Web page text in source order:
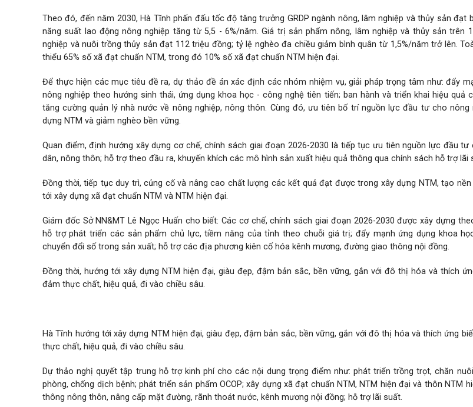
Theo đó, đến năm 2030, Hà Tĩnh phấn đấu tốc độ tăng trưởng GRDP ngành nông, lâm nghiệp và thủy sản đạt
năng suất lao động nông nghiệp tăng từ 5,5 - 6%/năm. Giá trị sản phẩm nông, lâm nghiệp và thủy sản trên
nghiệp và nuôi trồng thủy sản đạt 112 triệu đồng; tỷ lệ nghèo đa chiều giảm bình quân từ 1,5%/năm trở lên.
thiểu 65% số xã đạt chuẩn NTM, trong đó 10% số xã đạt chuẩn NTM hiện đại.
Để thực hiện các mục tiêu đề ra, dự thảo đề án xác định các nhóm nhiệm vụ, giải pháp trọng tâm như: đẩy
nông nghiệp theo hướng sinh thái, ứng dụng khoa học - công nghệ tiên tiến; ban hành và triển khai hiệu quả
tăng cường quản lý nhà nước về nông nghiệp, nông thôn. Cùng đó, ưu tiên bố trí nguồn lực đầu tư cho nông
dựng NTM và giảm nghèo bền vững.
Quan điểm, định hướng xây dựng cơ chế, chính sách giai đoạn 2026-2030 là tiếp tục ưu tiên nguồn lực đầu tư
dân, nông thôn; hỗ trợ theo đầu ra, khuyến khích các mô hình sản xuất hiệu quả thông qua chính sách hỗ trợ lãi
Đồng thời, tiếp tục duy trì, củng cố và nâng cao chất lượng các kết quả đạt được trong xây dựng NTM, tạo
tới xây dựng xã đạt chuẩn NTM và NTM hiện đại.
Giám đốc Sở NN&MT Lê Ngọc Huấn cho biết: Các cơ chế, chính sách giai đoạn 2026-2030 được xây dựng
hỗ trợ phát triển các sản phẩm chủ lực, tiềm năng của tỉnh theo chuỗi giá trị; đẩy mạnh ứng dụng khoa
chuyển đổi số trong sản xuất; hỗ trợ các địa phương kiên cố hóa kênh mương, đường giao thông nội đồng.
Đồng thời, hướng tới xây dựng NTM hiện đại, giàu đẹp, đậm bản sắc, bền vững, gắn với đô thị hóa và thích
đảm thực chất, hiệu quả, đi vào chiều sâu.
Hà Tĩnh hướng tới xây dựng NTM hiện đại, giàu đẹp, đậm bản sắc, bền vững, gắn với đô thị hóa và thích ứng
thực chất, hiệu quả, đi vào chiều sâu.
Dự thảo nghị quyết tập trung hỗ trợ kinh phí cho các nội dung trọng điểm như: phát triển trồng trọt, chăn
phòng, chống dịch bệnh; phát triển sản phẩm OCOP; xây dựng xã đạt chuẩn NTM, NTM hiện đại và thôn NTM
thông nông thôn, nâng cấp mặt đường, rãnh thoát nước, kênh mương nội đồng; hỗ trợ lãi suất.